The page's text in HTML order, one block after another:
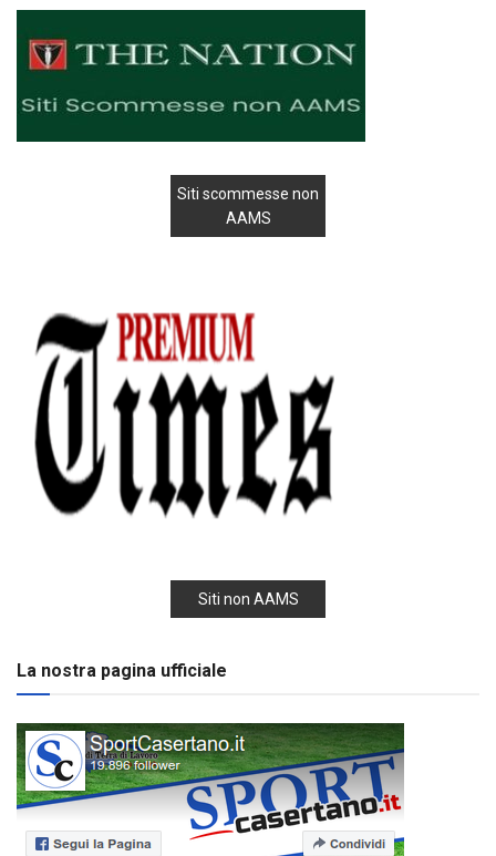
Siti scommesse non
AAMS
Siti non AAMS
La nostra pagina ufficiale